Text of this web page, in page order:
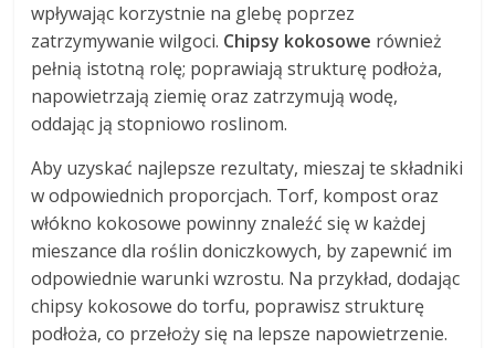
wpływając korzystnie na glebę poprzez
zatrzymywanie wilgoci. Chipsy kokosowe również
pełnią istotną rolę; poprawiają strukturę podłoża,
napowietrzają ziemię oraz zatrzymują wodę,
oddając ją stopniowo roslinom.
Aby uzyskać najlepsze rezultaty, mieszaj te składniki
w odpowiednich proporcjach. Torf, kompost oraz
włókno kokosowe powinny znaleźć się w każdej
mieszance dla roślin doniczkowych, by zapewnić im
odpowiednie warunki wzrostu. Na przykład, dodając
chipsy kokosowe do torfu, poprawisz strukturę
podłoża, co przełoży się na lepsze napowietrzenie.